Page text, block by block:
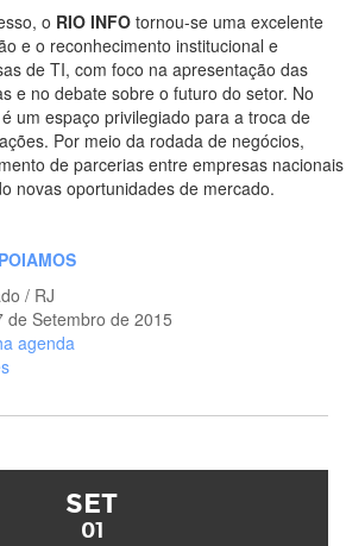
o RIO INFO tornou-se uma excelente
e o reconhecimento institucional e
de TI, com foco na apresentação das
e no debate sobre o futuro do setor. No
um espaço privilegiado para a troca de
Por meio da rodada de negócios,
de parcerias entre empresas nacionais
novas oportunidades de mercado.
/ RJ
de Setembro de 2015
agenda
SET
01